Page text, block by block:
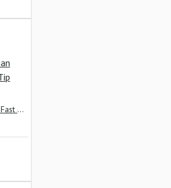
Вершинка Drennan Fast Taper Quiver Tip Carbon 3.5 мм